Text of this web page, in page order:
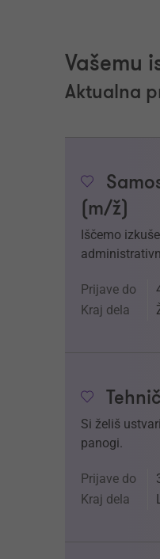
Vašemu
Aktualna
(m/ž)
Iščemo
Prijave do
Kraj dela
Si želiš
panogi.
Prijave do
Kraj dela